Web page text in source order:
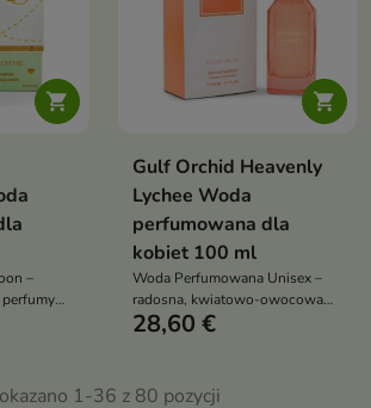

–

Gulf Orchid Heavenly
Lychee Woda
perfumowana dla
kobiet 100 ml
Woda Perfumowana Unisex –
radosna, kwiatowo-owocowa
kompozycja pełna świeżości i
serce z fiołkiem i różą oraz baza
28,60 €
1-36 z 80 pozycji